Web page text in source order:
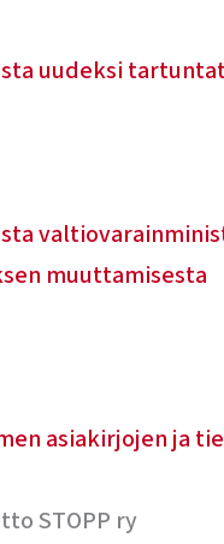
uudeksi
muuttamisesta
asiakirjojen ja
STOPP ry